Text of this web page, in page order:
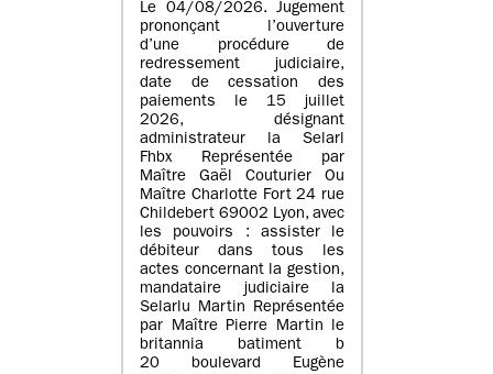
Le 04/08/2026. Jugement
prononçant l’ouverture
d’une procédure de
redressement judiciaire,
date de cessation des
paiements le 15 juillet
2026, désignant
administrateur la Selarl
Fhbx Représentée par
Maître Gaël Couturier Ou
Maître Charlotte Fort 24 rue
Childebert 69002 Lyon, avec
les pouvoirs : assister le
débiteur dans tous les
actes concernant la gestion,
mandataire judiciaire la
Selarlu Martin Représentée
par Maître Pierre Martin le
britannia batiment b
20 boulevard Eugène